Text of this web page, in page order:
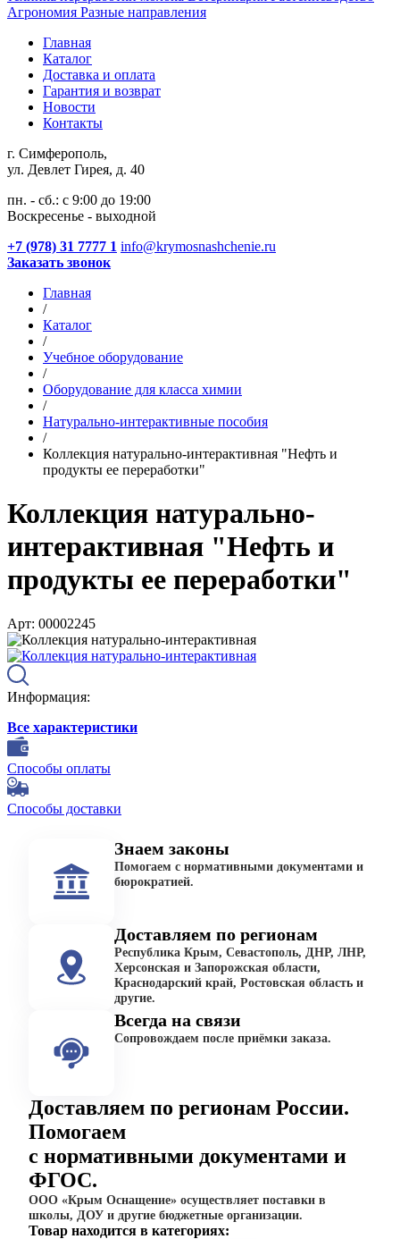
Агрономия Разные направления
Главная
Каталог
Доставка и оплата
Гарантия и возврат
Новости
Контакты
г. Симферополь,
ул. Девлет Гирея, д. 40
пн. - сб.: с 9:00 до 19:00
Воскресенье - выходной
+7 (978) 31 7777 1 info@krymosnashchenie.ru
Заказать звонок
Главная
/
Каталог
/
Учебное оборудование
/
Оборудование для класса химии
/
Натурально-интерактивные пособия
/
Коллекция натурально-интерактивная "Нефть и
продукты ее переработки"
Коллекция натурально-
интерактивная "Нефть и
продукты ее переработки"
Арт: 00002245
Информация:
Все характеристики
Способы оплаты
Способы доставки
Знаем законы
Помогаем с нормативными документами и
бюрократией.
Доставляем по регионам
Республика Крым, Севастополь, ДНР, ЛНР,
Херсонская и Запорожская области,
Краснодарский край, Ростовская область и
другие.
Всегда на связи
Сопровождаем после приёмки заказа.
Доставляем по регионам России.
Помогаем
с нормативными документами и
ФГОС.
ООО «Крым Оснащение» осуществляет поставки в
школы, ДОУ и другие бюджетные организации.
Товар находится в категориях: